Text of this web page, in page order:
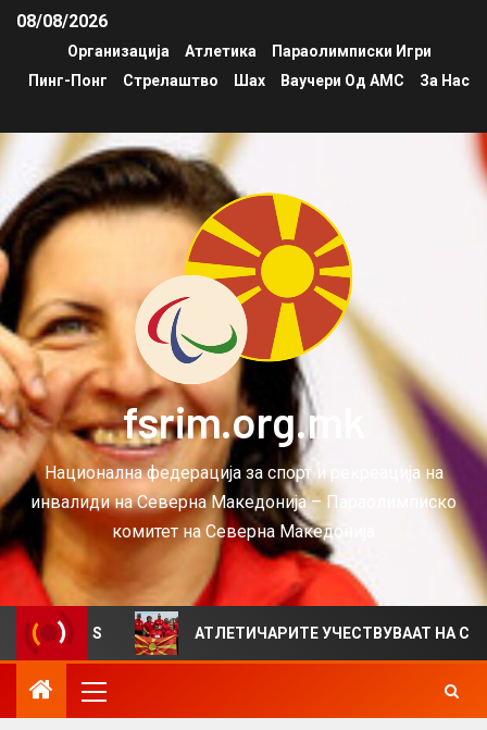
08/08/2026
Организација Атлетика
Параолимписки Игри
Пинг-Понг
Стрелаштво Шах Ваучери Од АМС За Нас
fsrim.org.mk
Национална федерација за спорт и рекреација на
инвалиди на Северна Македонија – Параолимписко
комитет на Северна Македонија
АТЛЕТИЧАРИТЕ УЧЕСТВУВААТ НА СРБИЈА